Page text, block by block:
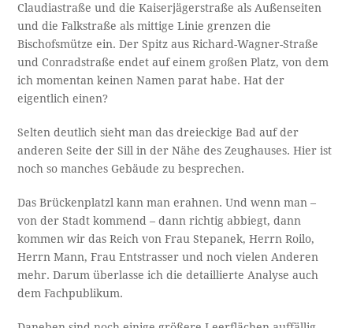
Claudiastraße und die Kaiserjägerstraße als Außenseiten
und die Falkstraße als mittige Linie grenzen die
Bischofsmütze ein. Der Spitz aus Richard-Wagner-Straße
und Conradstraße endet auf einem großen Platz, von dem
ich momentan keinen Namen parat habe. Hat der
eigentlich einen?
Selten deutlich sieht man das dreieckige Bad auf der
anderen Seite der Sill in der Nähe des Zeughauses. Hier ist
noch so manches Gebäude zu besprechen.
Das Brückenplatzl kann man erahnen. Und wenn man –
von der Stadt kommend – dann richtig abbiegt, dann
kommen wir das Reich von Frau Stepanek, Herrn Roilo,
Herrn Mann, Frau Entstrasser und noch vielen Anderen
mehr. Darum überlasse ich die detaillierte Analyse auch
dem Fachpublikum.